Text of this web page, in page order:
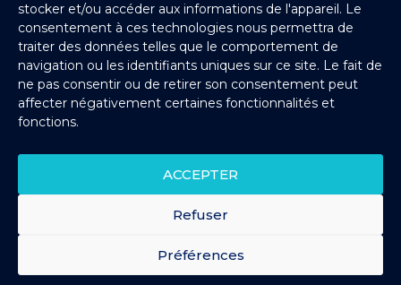
stocker et/ou accéder aux informations de l'appareil. Le
consentement à ces technologies nous permettra de
traiter des données telles que le comportement de
navigation ou les identifiants uniques sur ce site. Le fait de
ne pas consentir ou de retirer son consentement peut
affecter négativement certaines fonctionnalités et
fonctions.
ACCEPTER
Refuser
Préférences
Bordeaux
Nantes
Lille
Toulouse